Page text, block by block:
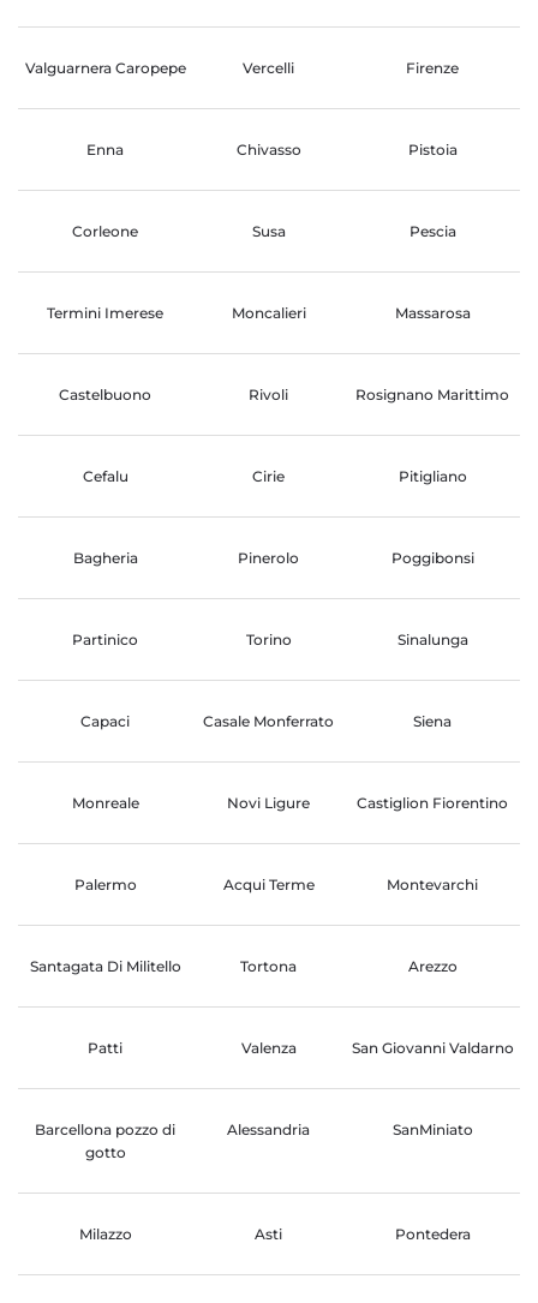
Valguarnera Caropepe Vercelli Firenze
Enna Chivasso Pistoia
Corleone Susa Pescia
Termini Imerese Moncalieri Massarosa
Castelbuono Rivoli Rosignano Marittimo
Cefalu Cirie Pitigliano
Bagheria Pinerolo Poggibonsi
Partinico Torino Sinalunga
Capaci Casale Monferrato Siena
Monreale Novi Ligure Castiglion Fiorentino
Palermo Acqui Terme Montevarchi
Santagata Di Militello Tortona Arezzo
Patti Valenza San Giovanni Valdarno
Barcellona pozzo di
gotto
Alessandria SanMiniato
Milazzo Asti Pontedera